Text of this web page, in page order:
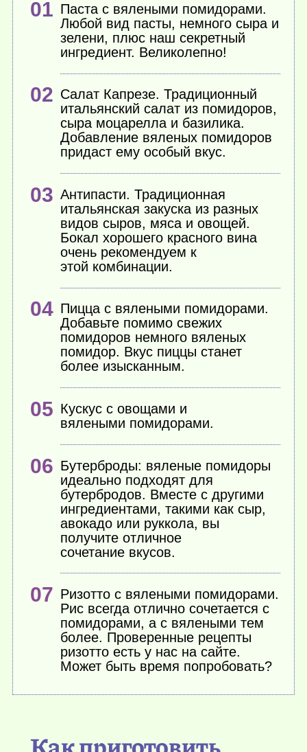
Паста с вялеными помидорами.
Любой вид пасты, немного сыра и
зелени, плюс наш секретный
ингредиент. Великолепно!
Салат Капрезе. Традиционный
итальянский салат из помидоров,
сыра моцарелла и базилика.
Добавление вяленых помидоров
придаст ему особый вкус.
Антипасти. Традиционная
итальянская закуска из разных
видов сыров, мяса и овощей.
Бокал хорошего красного вина
очень рекомендуем к
этой комбинации.
Пицца с вялеными помидорами.
Добавьте помимо свежих
помидоров немного вяленых
помидор. Вкус пиццы станет
более изысканным.
Кускус с овощами и
вялеными помидорами.
Бутерброды: вяленые помидоры
идеально подходят для
бутербродов. Вместе с другими
ингредиентами, такими как сыр,
авокадо или руккола, вы
получите отличное
сочетание вкусов.
Ризотто с вялеными помидорами.
Рис всегда отлично сочетается с
помидорами, а с вялеными тем
более. Проверенные рецепты
ризотто есть у нас на сайте.
Может быть время попробовать?